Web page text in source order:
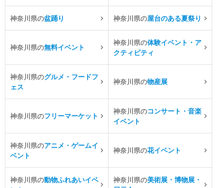
神奈川県の盆踊り 神奈川県の屋台のある夏祭り
神奈川県の無料イベント
神奈川県の体験イベント・ア
クティビティ
神奈川県のグルメ・フードフ
ェス
神奈川県の物産展
神奈川県のフリーマーケット
神奈川県のコンサート・音楽
イベント
神奈川県のアニメ・ゲームイ
ベント
神奈川県の花イベント
神奈川県の動物ふれあいイベ
神奈川県の美術展・博物展・